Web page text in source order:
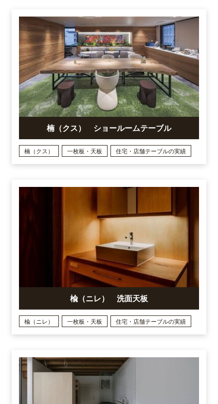
楠（クス） ショールームテーブル
楠（クス） 一枚板・天板 住宅・店舗テーブルの実績
楡（ニレ） 洗面天板
楡（ニレ） 一枚板・天板 住宅・店舗テーブルの実績